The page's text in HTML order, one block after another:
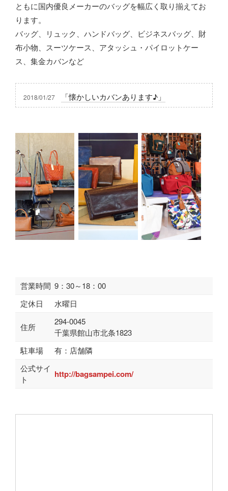
ともに国内優良メーカーのバッグを幅広く取り揃えてお
ります。
バッグ、リュック、ハンドバッグ、ビジネスバッグ、財
布小物、スーツケース、アタッシュ・パイロットケー
ス、集金カバンなど
2018/01/27 「懐かしいカバンあります♪」
営業時間 9：30～18：00
定休日
水曜日
住所
294-0045
千葉県館山市北条1823
駐車場
有：店舗隣
公式サイ
ト
http://bagsampei.com/